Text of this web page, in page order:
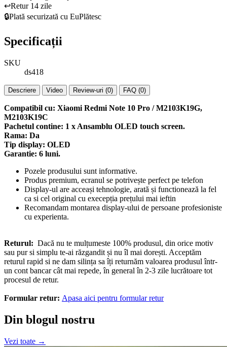
↩️Retur 14 zile
🔒Plată securizată cu EuPlătesc
Specificații
SKU
ds418
Descriere Video Review-uri (0) FAQ (0)
Compatibil cu: Xiaomi Redmi Note 10 Pro / M2103K19G,
M2103K19C
Pachetul contine: 1 x Ansamblu OLED touch screen.
Rama: Da
Tip display: OLED
Garantie: 6 luni.
Pozele produsului sunt informative.
Produs premium, ecranul se potrivește perfect pe telefon
Display-ul are acceași tehnologie, arată și functionează la fel
ca si cel original cu execepția prețului mai ieftin
Recomandam montarea display-ului de persoane profesioniste
cu experienta.
Returul: Dacă nu te mulțumeste 100% produsul, din orice motiv
sau pur si simplu te-ai răzgandit și nu îl mai dorești. Acceptăm
returul rapid si ne dam silința sa îți returnăm valoarea produsul într-
un cont bancar cât mai repede, în general în 2-3 zile lucrătoare tot
procesul de retur.
Formular retur: Apasa aici pentru formular retur
Din blogul nostru
Vezi toate →